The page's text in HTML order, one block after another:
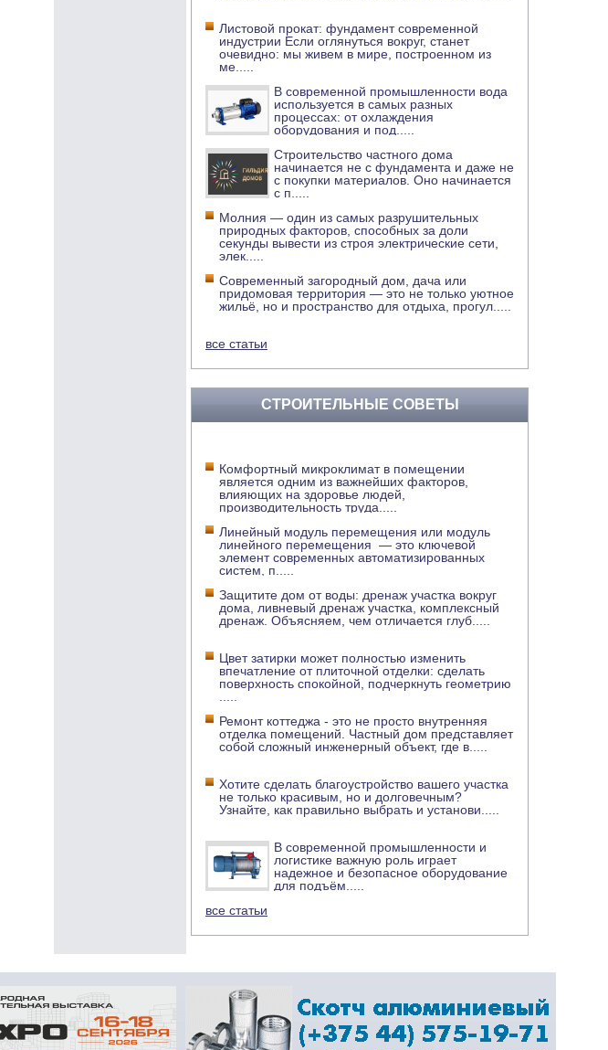
Листовой прокат: фундамент современной
индустрии Если оглянуться вокруг, станет
очевидно: мы живем в мире, построенном из
ме
В современной промышленности вода
используется в самых разных
процессах: от охлаждения
оборудования и под
Строительство частного дома
начинается не с фундамента и даже не
с покупки материалов. Оно начинается
с п
Молния — один из самых разрушительных
природных факторов, способных за доли
секунды вывести из строя электрические сети,
элек
Современный загородный дом, дача или
придомовая территория — это не только уютное
жильё, но и пространство для отдыха, прогул
все статьи
СТРОИТЕЛЬНЫЕ СОВЕТЫ
Комфортный микроклимат в помещении
является одним из важнейших факторов,
влияющих на здоровье людей,
производительность труда
Линейный модуль перемещения или модуль
линейного перемещения — это ключевой
элемент современных автоматизированных
систем, п
Защитите дом от воды: дренаж участка вокруг
дома, ливневый дренаж участка, комплексный
дренаж. Объясняем, чем отличается глуб
Цвет затирки может полностью изменить
впечатление от плиточной отделки: сделать
поверхность спокойной, подчеркнуть геометрию
Ремонт коттеджа - это не просто внутренняя
отделка помещений. Частный дом представляет
собой сложный инженерный объект, где в
Хотите сделать благоустройство вашего участка
не только красивым, но и долговечным?
Узнайте, как правильно выбрать и установи
В современной промышленности и
логистике важную роль играет
надежное и безопасное оборудование
для подъём
все статьи